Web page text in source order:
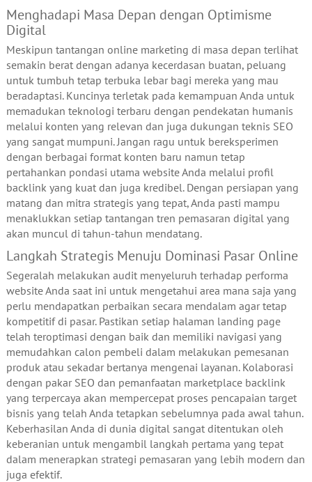
Menghadapi Masa Depan dengan Optimisme
Digital
Meskipun tantangan online marketing di masa depan terlihat
semakin berat dengan adanya kecerdasan buatan, peluang
untuk tumbuh tetap terbuka lebar bagi mereka yang mau
beradaptasi. Kuncinya terletak pada kemampuan Anda untuk
memadukan teknologi terbaru dengan pendekatan humanis
melalui konten yang relevan dan juga dukungan teknis SEO
yang sangat mumpuni. Jangan ragu untuk bereksperimen
dengan berbagai format konten baru namun tetap
pertahankan pondasi utama website Anda melalui profil
backlink yang kuat dan juga kredibel. Dengan persiapan yang
matang dan mitra strategis yang tepat, Anda pasti mampu
menaklukkan setiap tantangan tren pemasaran digital yang
akan muncul di tahun-tahun mendatang.
Langkah Strategis Menuju Dominasi Pasar Online
Segeralah melakukan audit menyeluruh terhadap performa
website Anda saat ini untuk mengetahui area mana saja yang
perlu mendapatkan perbaikan secara mendalam agar tetap
kompetitif di pasar. Pastikan setiap halaman landing page
telah teroptimasi dengan baik dan memiliki navigasi yang
memudahkan calon pembeli dalam melakukan pemesanan
produk atau sekadar bertanya mengenai layanan. Kolaborasi
dengan pakar SEO dan pemanfaatan marketplace backlink
yang terpercaya akan mempercepat proses pencapaian target
bisnis yang telah Anda tetapkan sebelumnya pada awal tahun.
Keberhasilan Anda di dunia digital sangat ditentukan oleh
keberanian untuk mengambil langkah pertama yang tepat
dalam menerapkan strategi pemasaran yang lebih modern dan
juga efektif.